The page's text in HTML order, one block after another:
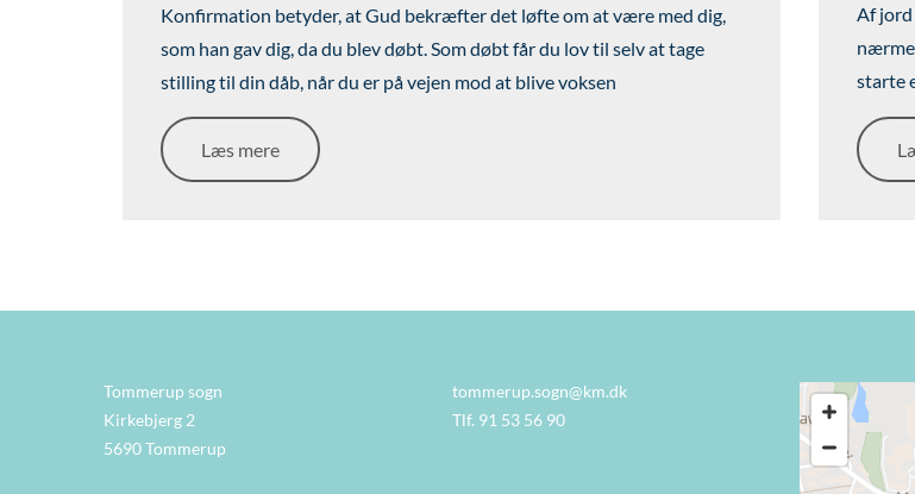
Konfirmation betyder, at Gud bekræfter det løfte om at være med dig,
som han gav dig, da du blev døbt. Som døbt får du lov til selv at tage
stilling til din dåb, når du er på vejen mod at blive voksen
Læs mere
Af jord
starte
Tommerup sogn
Kirkebjerg 2
5690 Tommerup
tommerup.sogn@km.dk
Tlf. 91 53 56 90